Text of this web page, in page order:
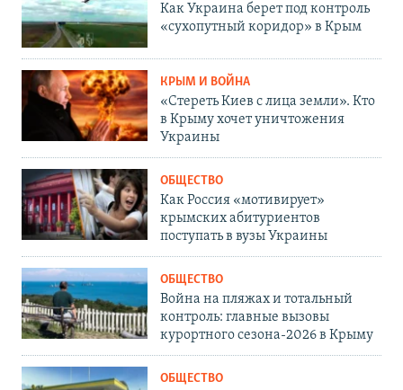
Как Украина берет под контроль
«сухопутный коридор» в Крым
КРЫМ И ВОЙНА
«Стереть Киев с лица земли». Кто
в Крыму хочет уничтожения
Украины
ОБЩЕСТВО
Как Россия «мотивирует»
крымских абитуриентов
поступать в вузы Украины
ОБЩЕСТВО
Война на пляжах и тотальный
контроль: главные вызовы
курортного сезона-2026 в Крыму
ОБЩЕСТВО